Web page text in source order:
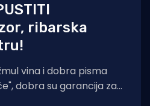
ribarska
vina i dobra pisma
dobra su garancija za